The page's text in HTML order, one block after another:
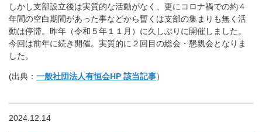
しかし支部設立後は実質的な活動がなく、更にコロナ禍での約４
年間の空白期間があった事などから暫くは支部の集まりも無く活
動は停滞。昨年（令和５年１１月）に久しぶりに開催しました。
今回は前年に続き開催。実質的に２回目の総会・懇親会となりま
した。
(出典： 一般社団法人有恒会HP 該当記事）
2024.12.14